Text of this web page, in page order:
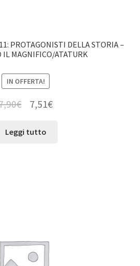
PROTAGONISTI DELLA STORIA –
IL MAGNIFICO/ATATURK
IN OFFERTA!
€ 7,51€
Leggi tutto